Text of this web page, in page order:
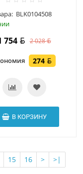
BLK0104508
754 2 028
274
В КОРЗИНУ
15 16 > >|